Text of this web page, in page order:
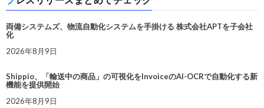
両備システムズ、物流自動化システムを手掛ける 株式会社APTを子会社
化
2026年8月9日
Shippio、「輸送中の商品」の可視化をInvoiceのAI-OCRで自動化する新
機能を提供開始
2026年8月9日